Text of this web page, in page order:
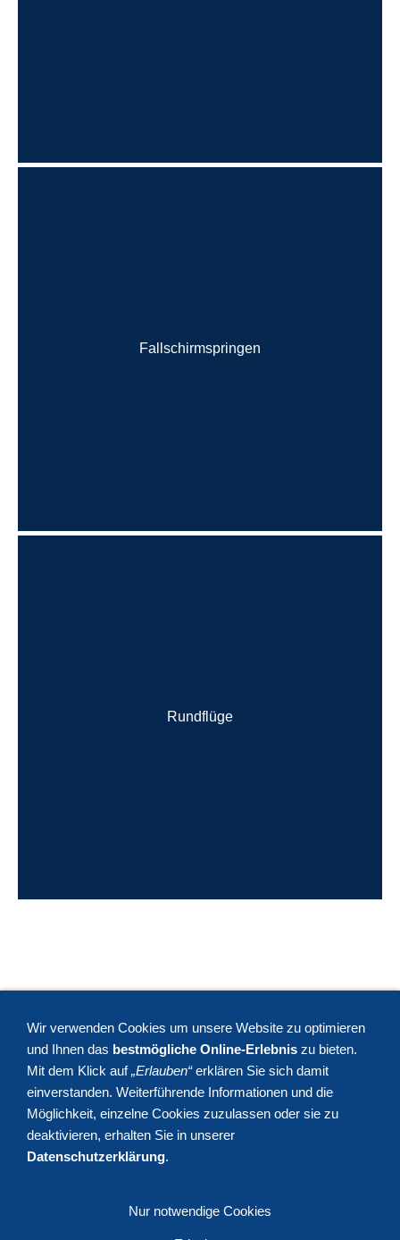
Fallschirmspringen
Rundflüge
Ferienhaus-in-Empuriabrava.de
Offizielle spanische Tourismus-Registrierung: HUTG-020017
Wir verwenden Cookies um unsere Website zu optimieren
und Ihnen das bestmögliche Online-Erlebnis zu bieten.
Mit dem Klick auf„Erlauben“erklären Sie sich damit
einverstanden. Weiterführende Informationen und die
Möglichkeit, einzelne Cookies zuzulassen oder sie zu
deaktivieren, erhalten Sie in unserer
Datenschutzerklärung.
Nur notwendige Cookies